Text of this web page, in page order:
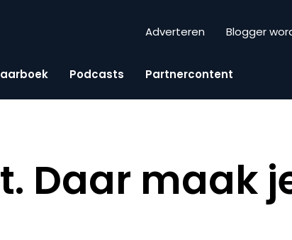
Adverteren Blogger
Podcasts Partnercontent
Daar maak